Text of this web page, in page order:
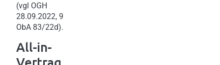
(vgl OGH
28.09.2022, 9
ObA 83/22d).
All-in-